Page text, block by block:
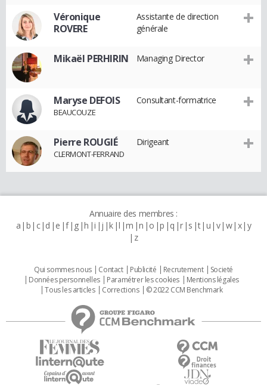
Véronique
ROVERE
Assistante de direction
générale
Mikaël PERHIRIN Managing Director
Maryse DEFOIS
BEAUCOUZE
Consultant-formatrice
Pierre ROUGIÉ
CLERMONT-FERRAND
Dirigeant
Annuaire des membres :
a b c d e f g h i j k l m n o p q r s t u v w x y
z
Qui sommes nous Contact Publicité Recrutement
Societé
Données personnelles
Paramétrer les cookies
Mentions légales
Tous les articles
Corrections © 2022 CCM Benchmark